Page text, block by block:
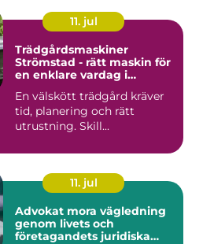
11. jul
Trädgårdsmaskiner
Strömstad - rätt maskin för
en enklare vardag i
En välskött trädgård kräver
tid, planering och rätt
utrustning. Skill...
11. jul
Advokat mora vägledning
genom livets och
företagandets juridiska